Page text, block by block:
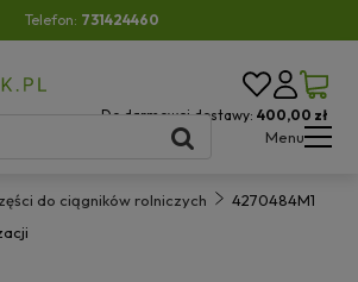
Telefon: 731424460
Do darmowej dostawy: 400,00 zł
Menu
do ciągników rolniczych
4270484M1